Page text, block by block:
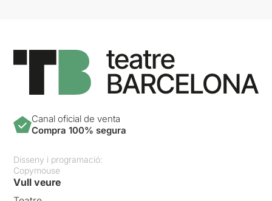
Canal oficial de venta
Compra 100% segura
Disseny i programació:
Copymouse
Vull veure